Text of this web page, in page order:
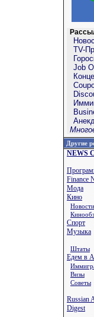
TV-
Job
Другие
NEWS
Finance
Мода
Кино
Спорт
Музыка
Штаты
Едем в
Визы
Советы
Russian
Digest